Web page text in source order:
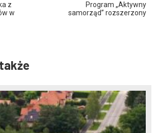
z
w
Program „Aktywny
samorząd” rozszerzony